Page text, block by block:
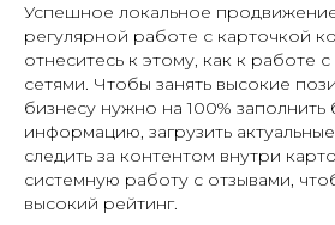
Успешное локальное
регулярной работе с карточкой
отнеситесь к этому, как к работе
сетями. Чтобы занять высокие
бизнесу нужно на 100% заполнить
информацию, загрузить
следить за контентом внутри
системную работу с отзывами,
высокий рейтинг.